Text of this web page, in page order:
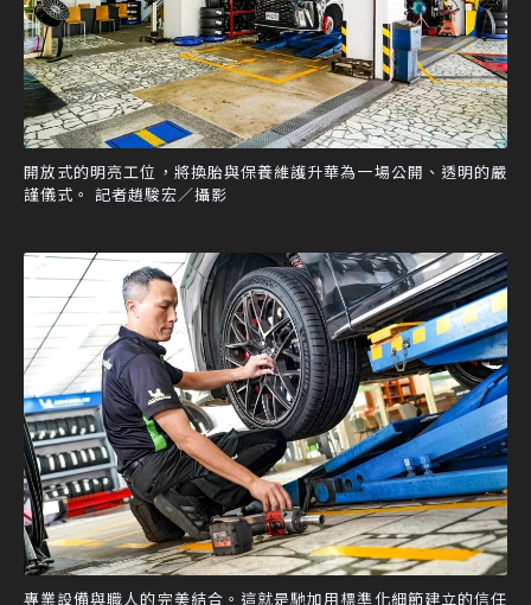
開放式的明亮工位，將換胎與保養維護升華為一場公開、透明的嚴
謹儀式。 記者趙駿宏／攝影
專業設備與職人的完美結合。這就是馳加用標準化細節建立的信任